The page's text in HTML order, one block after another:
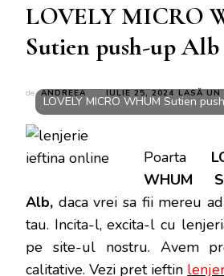
LOVELY MICRO
Sutien push-up Alb
de ANDREEA IULIE 25, 2024 LASĂ UN
LOVELY MICRO WHUM Sutien
Poarta
WHUM
Alb, daca vrei sa fii mereu
tau. Incita-l, excita-l cu
pe site-ul nostru. Avem
calitative. Vezi pret ieftin